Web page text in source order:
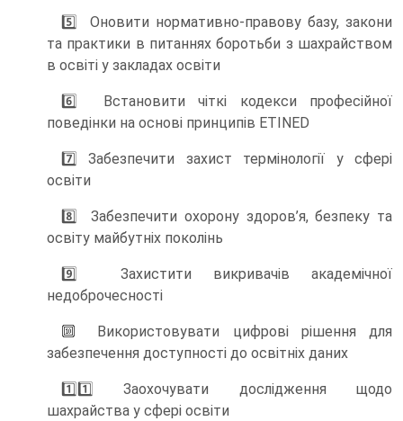
5️⃣ Оновити нормативно-правову базу, закони
та практики в питаннях боротьби з шахрайством
в освіті у закладах освіти
6️⃣ Встановити чіткі кодекси професійної
поведінки на основі принципів ETINED
7️⃣ Забезпечити захист термінології у сфері
освіти
8️⃣ Забезпечити охорону здоров’я, безпеку та
освіту майбутніх поколінь
9️⃣ Захистити викривачів академічної
недоброчесності
🔟 Використовувати цифрові рішення для
забезпечення доступності до освітніх даних
1️⃣1️⃣ Заохочувати дослідження щодо
шахрайства у сфері освіти